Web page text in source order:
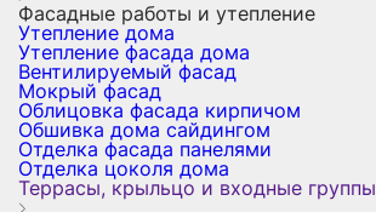
Фасадные работы и утепление
Утепление дома
Утепление фасада дома
Вентилируемый фасад
Мокрый фасад
Облицовка фасада кирпичом
Обшивка дома сайдингом
Отделка фасада панелями
Отделка цоколя дома
Террасы, крыльцо и входные группы